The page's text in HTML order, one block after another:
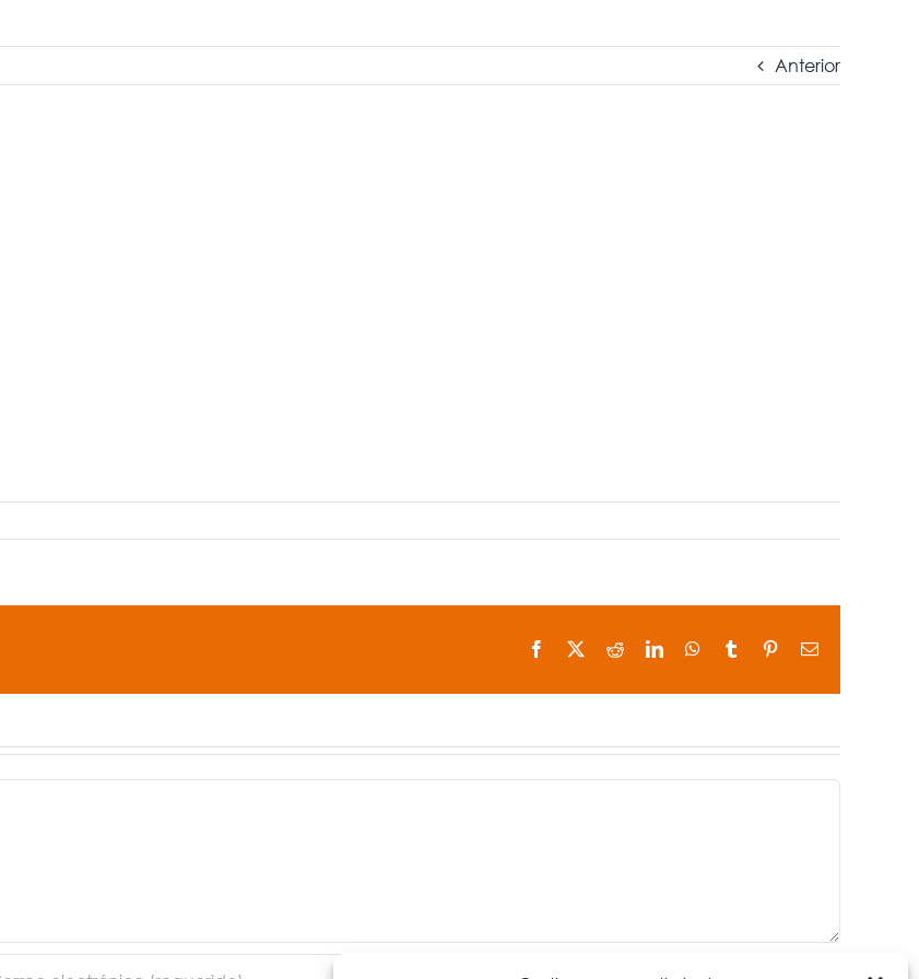
Anterior
Facebook RedditLinkedInWhatsApp
Tumblr PinterestCorreo